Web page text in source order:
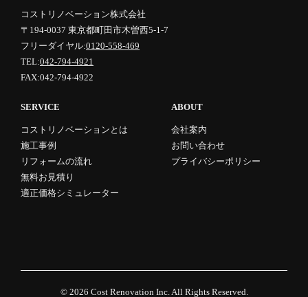
コストリノベーション株式会社
〒194-0037 東京都町田市木曽西5-1-7
フリーダイヤル:0120-558-469
TEL:042-794-4921
FAX:042-794-4922
SERVICE
コストリノベーションとは
施工事例
リフォームの流れ
無料お見積り
適正価格シミュレーター
ABOUT
会社案内
お問い合わせ
プライバシーポリシー
© 2026 Cost Renovation Inc. All Rights Reserved.